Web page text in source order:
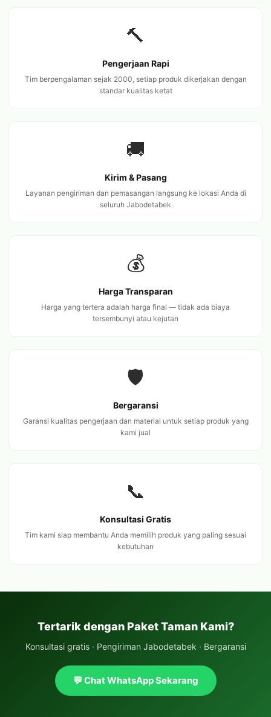
🔨
Pengerjaan Rapi
Tim berpengalaman sejak 2000, setiap produk dikerjakan dengan
standar kualitas ketat
🚚
Kirim & Pasang
Layanan pengiriman dan pemasangan langsung ke lokasi Anda di
seluruh Jabodetabek
💰
Harga Transparan
Harga yang tertera adalah harga final — tidak ada biaya
tersembunyi atau kejutan
🛡️
Bergaransi
Garansi kualitas pengerjaan dan material untuk setiap produk yang
kami jual
📞
Konsultasi Gratis
Tim kami siap membantu Anda memilih produk yang paling sesuai
kebutuhan
Tertarik dengan Paket Taman Kami?
Konsultasi gratis · Pengiriman Jabodetabek · Bergaransi
💬 Chat WhatsApp Sekarang